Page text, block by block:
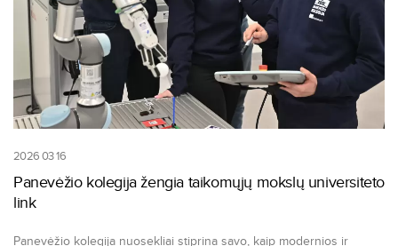
2026 03 16
Panevėžio kolegija žengia taikomųjų mokslų universiteto
link
Panevėžio kolegija nuosekliai stiprina savo, kaip modernios ir